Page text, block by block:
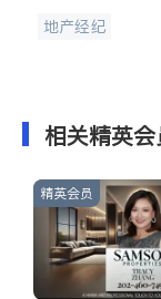
地产经纪
相关精英
精英会员